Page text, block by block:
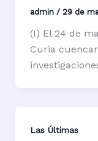
admin / 29 de
(I) El 24 de
Curia
Las Últimas